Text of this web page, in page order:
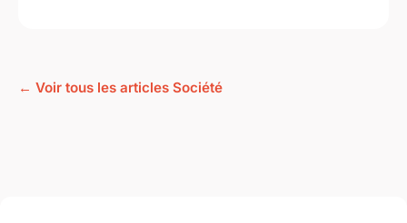
← Voir tous les articles Société